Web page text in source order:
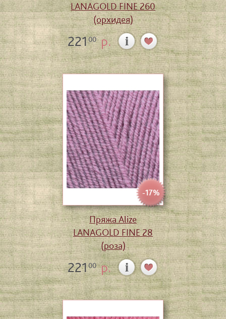
LANAGOLD FINE 260
(орхидея)
22100р.
-17%
Пряжа Alize
LANAGOLD FINE 28
(роза)
22100р.